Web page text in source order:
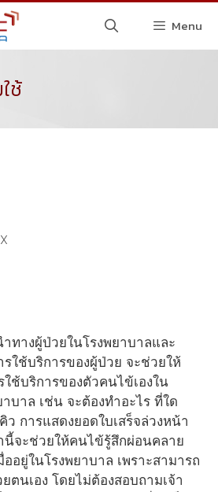
Menu
ช้
X
ทางผู้ป่วยในโรงพยาบาลและ
รใช้บริการของผู้ป่วย จะช่วยให้
ช้บริการของตัวคนไข้เองใน
บาล เช่น จะต้องทำอะไร ที่ใด
ว การแสดงยอดใบเสร็จล่วงหน้า
นี้จะช่วยให้คนไข้รู้สึกผ่อนคลาย
อยู่ในโรงพยาบาล เพราะสามารถ
ตนเอง โดยไม่ต้องสอบถามเจ้า